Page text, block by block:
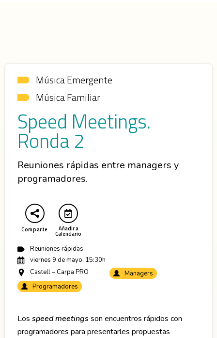
Música Emergente
Música Familiar
Speed Meetings.
Ronda 2
Reuniones rápidas entre managers y
programadores.
Comparte Añadir a
Calendario
Abre en nueva ventana
Reuniones rápidas
viernes 9 de mayo, 15:30h
Castell – Carpa PRO
Managers
Programadores
Los speed meetings son encuentros rápidos con
programadores para presentarles propuestas